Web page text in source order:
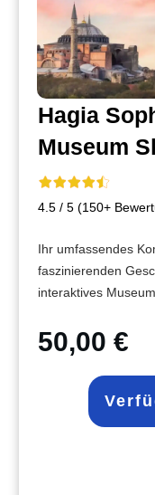
Hagia
Museum
4.5 / 5 (150+
Ihr umfassendes
faszinierenden
interaktives Museum.
50,00 €